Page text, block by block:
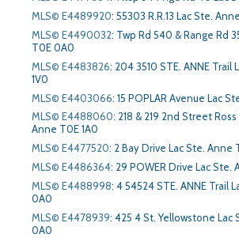
MLS© E4489920: 55303 R.R.13 Lac Ste.
MLS© E4490032: Twp Rd 540 & Range Rd
T0E 0A0
MLS© E4483826: 204 3510 STE. ANNE Trail
1V0
MLS© E4403066: 15 POPLAR Avenue Lac
MLS© E4488060: 218 & 219 2nd Street
Anne T0E 1A0
MLS© E4477520: 2 Bay Drive Lac Ste. Anne
MLS© E4486364: 29 POWER Drive Lac Ste.
MLS© E4488998: 4 54524 STE. ANNE Trail
0A0
MLS© E4478939: 425 4 St. Yellowstone Lac
0A0